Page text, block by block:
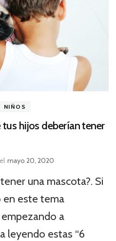
NIÑOS
hijos deberían tener
mayo 20, 2020
una mascota?. Si
en este tema
a
leyendo estas “6